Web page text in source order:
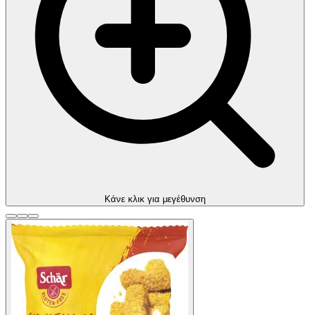
Kάνε κλικ για μεγέθυνση